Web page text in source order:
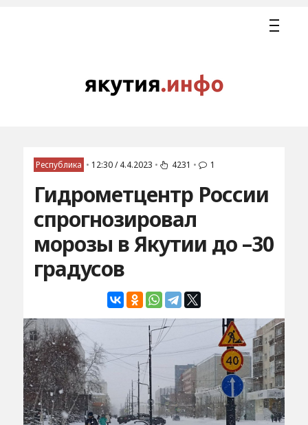
Республика • 12:30 / 4.4.2023 • 4231 • 1
Гидрометцентр России
спрогнозировал
морозы в Якутии до –30
градусов